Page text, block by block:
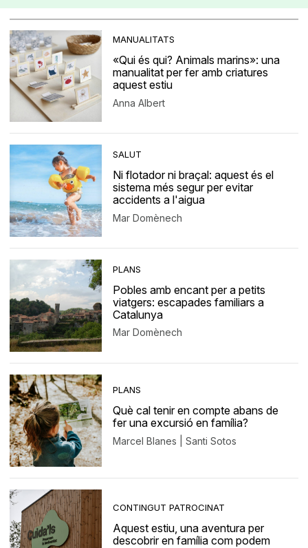
MANUALITATS
«Qui és qui? Animals marins»: una
manualitat per fer amb criatures
aquest estiu
Anna Albert
SALUT
Ni flotador ni braçal: aquest és el
sistema més segur per evitar
accidents a l'aigua
Mar Domènech
PLANS
Pobles amb encant per a petits
viatgers: escapades familiars a
Catalunya
Mar Domènech
PLANS
Què cal tenir en compte abans de
fer una excursió en família?
Marcel Blanes | Santi Sotos
CONTINGUT PATROCINAT
Aquest estiu, una aventura per
descobrir en família com podem